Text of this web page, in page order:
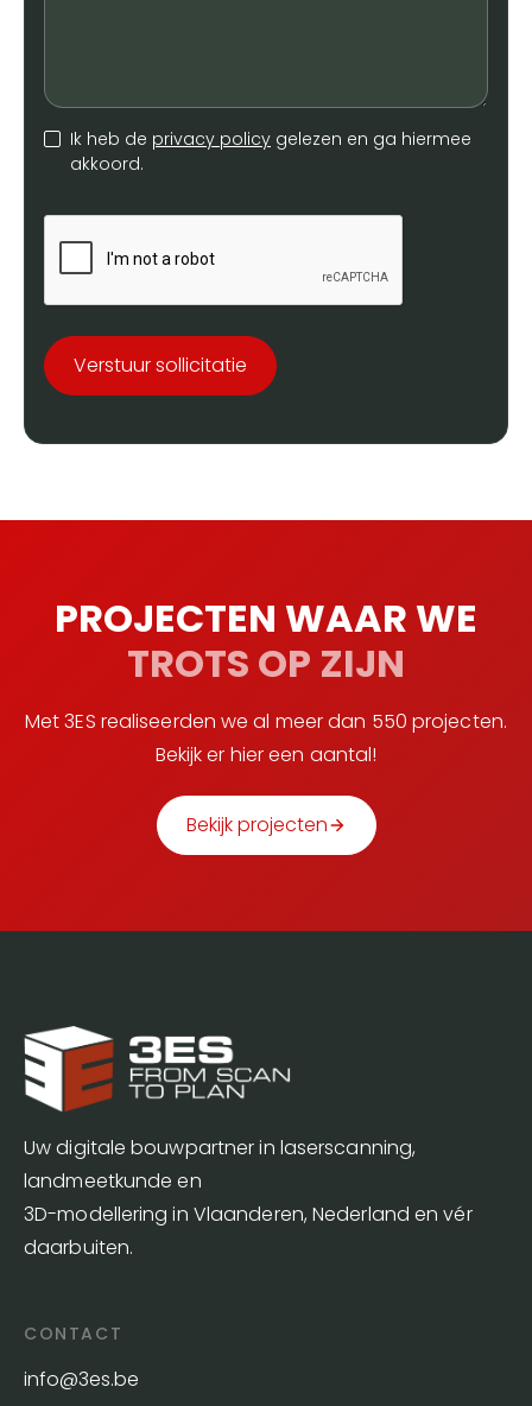
Ik heb de privacy policy gelezen en ga hiermee
akkoord.
PROJECTEN WAAR WE
TROTS OP ZIJN
Met 3ES realiseerden we al meer dan 550 projecten.
Bekijk er hier een aantal!
Bekijk projecten
Uw digitale bouwpartner in laserscanning,
landmeetkunde en
3D-modellering in Vlaanderen, Nederland en vér
daarbuiten.
CONTACT
info@3es.be